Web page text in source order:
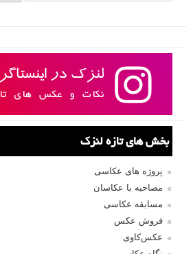
بخش های تازه لنزک
پروژه های عکاسی
مصاحبه با عکاسان
مسابقه عکاسی
فروش عکس
عکس‌کاوی